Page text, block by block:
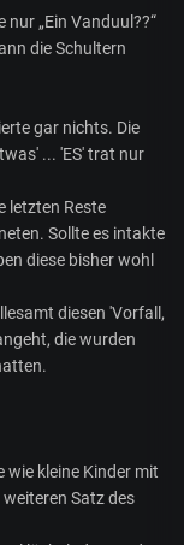
„Ein Vanduul??“
die Schultern
gar nichts. Die
... 'ES' trat nur
letzten Reste
Sollte es intakte
diese bisher wohl
diesen 'Vorfall,
die wurden
wie kleine Kinder mit
Satz des